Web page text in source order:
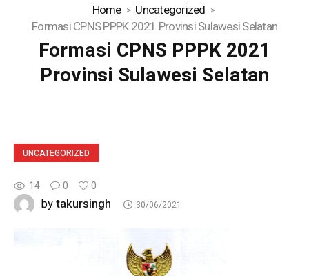
Home
Uncategorized
Formasi CPNS PPPK 2021 Provinsi Sulawesi Selatan
Formasi CPNS PPPK 2021
Provinsi Sulawesi Selatan
UNCATEGORIZED
14 0 0
bytakursingh 30/06/2021